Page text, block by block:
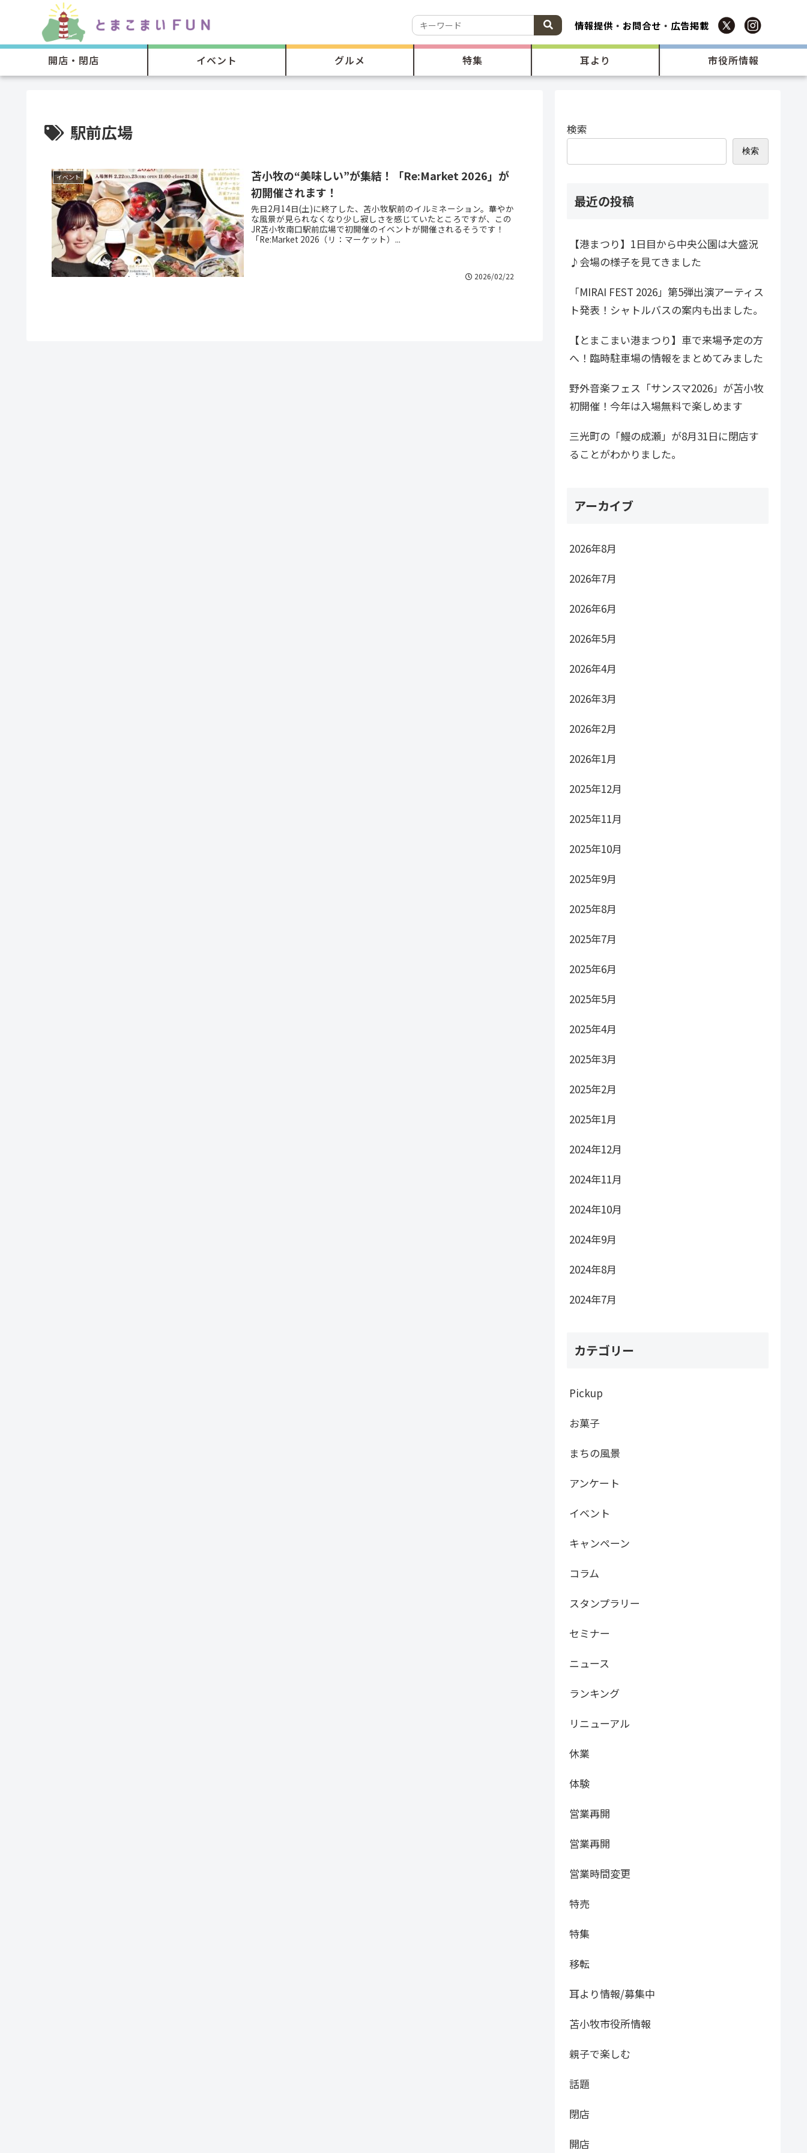
情報提供 ・ お問合せ ・ 広告掲載
開店・閉店 イベント グルメ 特集 耳より 市役所情報
駅前広場
イベント
苫小牧の“美味しい”が集結！「Re:Market 2026」が
初開催されます！
先日2月14日(土)に終了した、苫小牧駅前のイルミネーション。華やか
な風景が見られなくなり少し寂しさを感じていたところですが、この
JR苫小牧南口駅前広場で初開催のイベントが開催されるそうです！
「Re:Market 2026（リ：マーケット）...
2026/02/22
検索
検索
最近の投稿
【港まつり】1日目から中央公園は大盛況
♪会場の様子を見てきました
「MIRAI FEST 2026」第5弾出演アーティス
ト発表！シャトルバスの案内も出ました。
【とまこまい港まつり】車で来場予定の方
へ！臨時駐車場の情報をまとめてみました
野外音楽フェス「サンスマ2026」が苫小牧
初開催！今年は入場無料で楽しめます
三光町の「鰻の成瀬」が8月31日に閉店す
ることがわかりました。
アーカイブ
2026年8月
2026年7月
2026年6月
2026年5月
2026年4月
2026年3月
2026年2月
2026年1月
2025年12月
2025年11月
2025年10月
2025年9月
2025年8月
2025年7月
2025年6月
2025年5月
2025年4月
2025年3月
2025年2月
2025年1月
2024年12月
2024年11月
2024年10月
2024年9月
2024年8月
2024年7月
カテゴリー
Pickup
お菓子
まちの風景
アンケート
イベント
キャンペーン
コラム
スタンプラリー
セミナー
ニュース
ランキング
リニューアル
休業
体験
営業再開
営業再開
営業時間変更
特売
特集
移転
耳より情報/募集中
苫小牧市役所情報
親子で楽しむ
話題
閉店
開店